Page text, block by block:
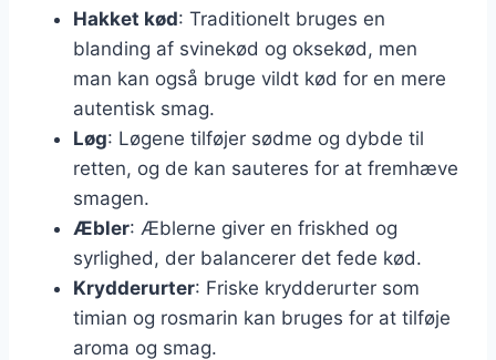
Hakket kød: Traditionelt bruges en
blanding af svinekød og oksekød, men
man kan også bruge vildt kød for en mere
autentisk smag.
Løg: Løgene tilføjer sødme og dybde til
retten, og de kan sauteres for at fremhæve
smagen.
Æbler: Æblerne giver en friskhed og
syrlighed, der balancerer det fede kød.
Krydderurter: Friske krydderurter som
timian og rosmarin kan bruges for at tilføje
aroma og smag.